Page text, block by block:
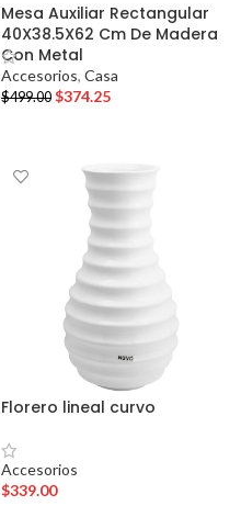
Mesa Auxiliar Rectangular
40X38.5X62 Cm De Madera
Con Metal
Accesorios, Casa
$499.00 $374.25
Florero lineal curvo
Accesorios
$339.00